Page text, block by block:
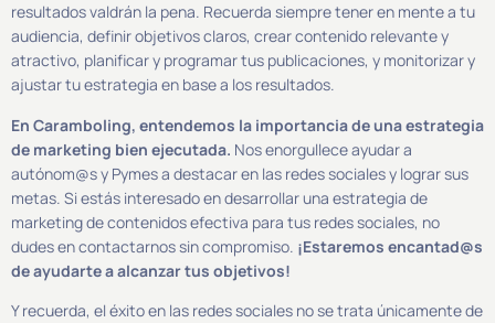
resultados valdrán la pena. Recuerda siempre tener en mente a tu
audiencia, definir objetivos claros, crear contenido relevante y
atractivo, planificar y programar tus publicaciones, y monitorizar y
ajustar tu estrategia en base a los resultados.
En Caramboling, entendemos la importancia de una estrategia
de marketing bien ejecutada. Nos enorgullece ayudar a
autónom@s y Pymes a destacar en las redes sociales y lograr sus
metas. Si estás interesado en desarrollar una estrategia de
marketing de contenidos efectiva para tus redes sociales, no
dudes en contactarnos sin compromiso. ¡Estaremos encantad@s
de ayudarte a alcanzar tus objetivos!
Y recuerda, el éxito en las redes sociales no se trata únicamente de